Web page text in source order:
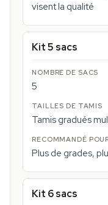
visent la qualité
Kit 5 sacs
5
Tamis gradués
Plus de grades,
Kit 6 sacs